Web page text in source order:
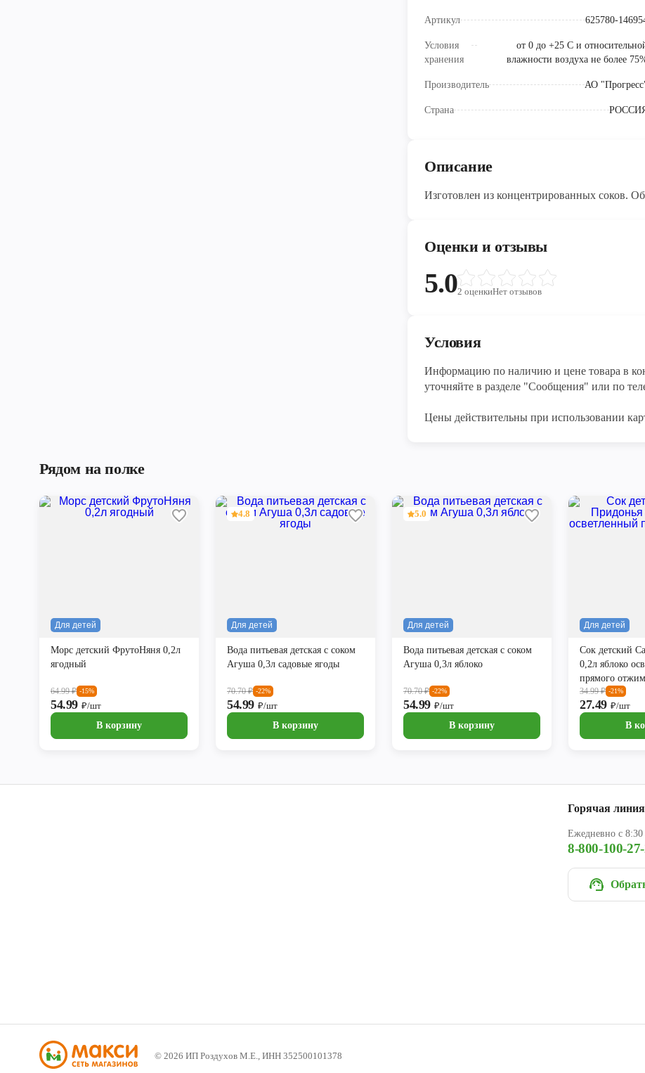
Артикул 625780-
Условия
хранения
от 0 до +25 С и
влажности воздуха не более
Производитель АО
Страна
Описание
Изготовлен из концентрированных соков.
Оценки и отзывы
5.02 оценкиНет отзывов
Условия
Информацию по наличию и цене товара в
уточняйте в разделе "Сообщения" или по
Цены действительны при использовании
Рядом на полке
Для детей
Морс детский ФрутоНяня 0,2л
ягодный
64.99₽ -15%
54.99 ₽/шт
В корзину
Для детей
4.8
Вода питьевая детская с соком
Агуша 0,3л садовые ягоды
70.70₽ -22%
54.99 ₽/шт
В корзину
Для детей
5.0
Вода питьевая детская с соком
Агуша 0,3л яблоко
70.70₽ -22%
54.99 ₽/шт
В корзину
Для детей
Сок детский
0,2л яблоко
прямого
34.99₽ -21%
27.49 ₽/шт
В
Горячая линия
Ежедневно с 8:30
8-800-100-
© 2026 ИП Роздухов М.Е., ИНН 352500101378